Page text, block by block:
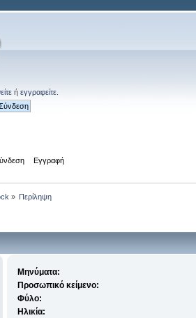
ή εγγραφείτε
Εγγραφή
» Περίληψη
Μηνύματα:
Προσωπικό κείμενο:
Φύλο:
Ηλικία: